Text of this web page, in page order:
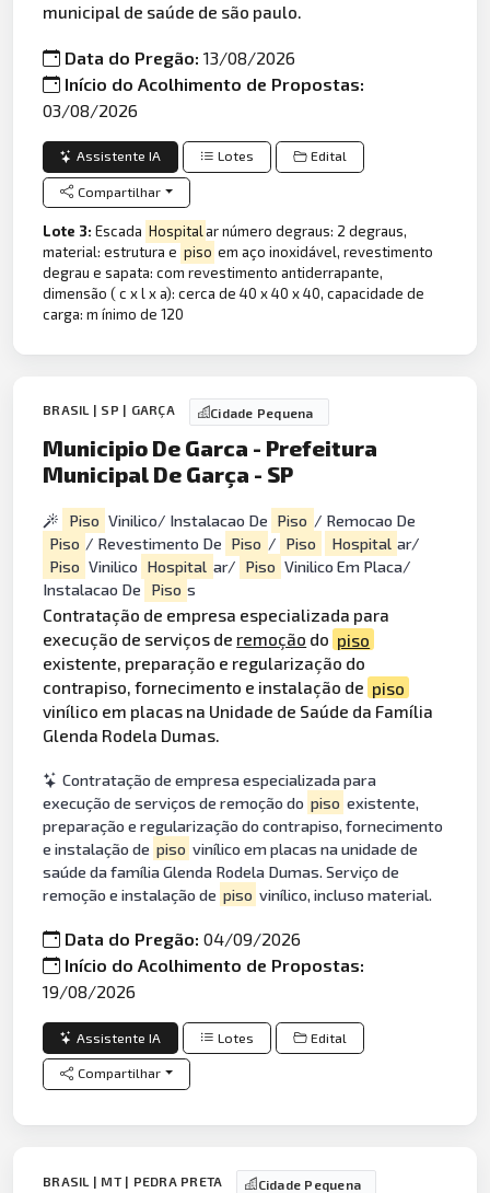
municipal de saúde de são paulo.
Data do Pregão:13/08/2026
Início do Acolhimento de Propostas:
03/08/2026
Assistente IA Lotes Edital
Compartilhar
Lote 3:Escada Hospitalar número degraus: 2 degraus,
material: estrutura e piso em aço inoxidável, revestimento
degrau e sapata: com revestimento antiderrapante,
dimensão ( c x l x a): cerca de 40 x 40 x 40, capacidade de
carga: m ínimo de 120
BRASIL | SP | GARÇA Cidade Pequena
Municipio De Garca - Prefeitura
Municipal De Garça - SP
Piso Vinilico/ Instalacao De Piso / Remocao De
Piso / Revestimento De Piso / Piso Hospital ar/
Piso Vinilico Hospital ar/ Piso Vinilico Em Placa/
Instalacao De
Piso s
Contratação de empresa especializada para
execução de serviços de remoção do piso
existente, preparação e regularização do
contrapiso, fornecimento e instalação de piso
vinílico em placas na Unidade de Saúde da Família
Glenda Rodela Dumas.
Contratação de empresa especializada para
execução de serviços de remoção do piso existente,
preparação e regularização do contrapiso, fornecimento
e instalação de piso vinílico em placas na unidade de
saúde da família Glenda Rodela Dumas. Serviço de
remoção e instalação de piso vinílico, incluso material.
Data do Pregão:04/09/2026
Início do Acolhimento de Propostas:
19/08/2026
Assistente IA Lotes Edital
Compartilhar
BRASIL | MT | PEDRA PRETA Cidade Pequena